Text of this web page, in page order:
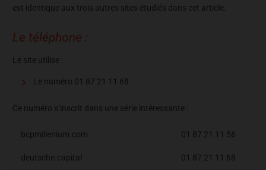
est identique aux trois autres sites étudiés dans cet article.
Le téléphone :
Le site utilise :
Le numéro 01 87 21 11 68
Ce numéro s’inscrit dans une série intéressante :
bcpmillenium.com 01 87 21 11 56
deutsche.capital 01 87 21 11 68